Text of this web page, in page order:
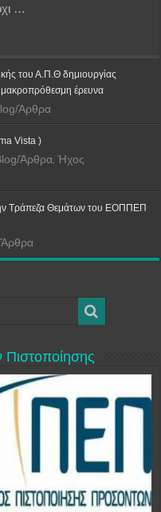
…
του Α.Π.Θ δημιουργίας
έρευνα
Άρθρα
Vista )
Άρθρα, Ήχος
Τράπεζα Θεμάτων του ΕΟΠΠΕΠ